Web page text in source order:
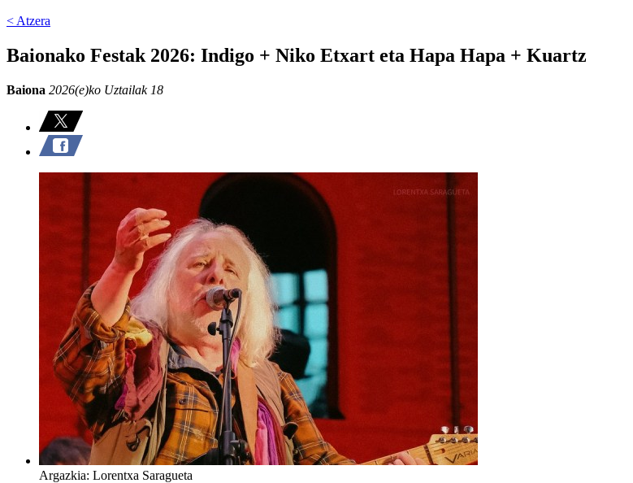
< Atzera
Baionako Festak 2026: Indigo + Niko Etxart eta Hapa Hapa + Kuartz
Baiona 2026(e)ko Uztailak 18
Argazkia: Lorentxa Saragueta